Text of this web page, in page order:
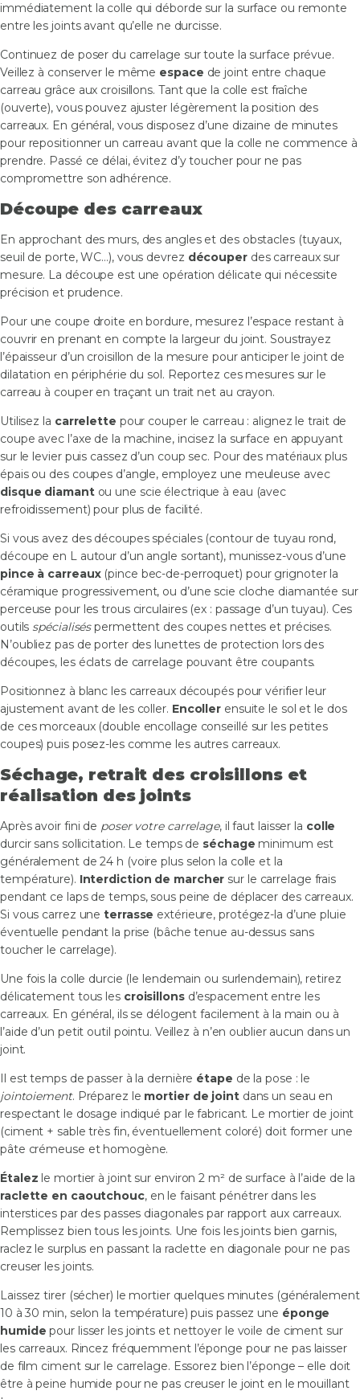
immédiatement la colle qui déborde sur la surface ou remonte
entre les joints avant qu’elle ne durcisse.
Continuez de poser du carrelage sur toute la surface prévue.
Veillez à conserver le même espace de joint entre chaque
carreau grâce aux croisillons. Tant que la colle est fraîche
(ouverte), vous pouvez ajuster légèrement la position des
carreaux. En général, vous disposez d’une dizaine de minutes
pour repositionner un carreau avant que la colle ne commence à
prendre. Passé ce délai, évitez d’y toucher pour ne pas
compromettre son adhérence.
Découpe des carreaux
En approchant des murs, des angles et des obstacles (tuyaux,
seuil de porte, WC…), vous devrez découper des carreaux sur
mesure. La découpe est une opération délicate qui nécessite
précision et prudence.
Pour une coupe droite en bordure, mesurez l’espace restant à
couvrir en prenant en compte la largeur du joint. Soustrayez
l’épaisseur d’un croisillon de la mesure pour anticiper le joint de
dilatation en périphérie du sol. Reportez ces mesures sur le
carreau à couper en traçant un trait net au crayon.
Utilisez la carrelette pour couper le carreau : alignez le trait de
coupe avec l’axe de la machine, incisez la surface en appuyant
sur le levier puis cassez d’un coup sec. Pour des matériaux plus
épais ou des coupes d’angle, employez une meuleuse avec
disque diamant ou une scie électrique à eau (avec
refroidissement) pour plus de facilité.
Si vous avez des découpes spéciales (contour de tuyau rond,
découpe en L autour d’un angle sortant), munissez-vous d’une
pince à carreaux (pince bec-de-perroquet) pour grignoter la
céramique progressivement, ou d’une scie cloche diamantée sur
perceuse pour les trous circulaires (ex : passage d’un tuyau). Ces
outils spécialiséspermettent des coupes nettes et précises.
N’oubliez pas de porter des lunettes de protection lors des
découpes, les éclats de carrelage pouvant être coupants.
Positionnez à blanc les carreaux découpés pour vérifier leur
ajustement avant de les coller. Encoller ensuite le sol et le dos
de ces morceaux (double encollage conseillé sur les petites
coupes) puis posez-les comme les autres carreaux.
Séchage, retrait des croisillons et
réalisation des joints
Après avoir fini de poser votre carrelage, il faut laisser la colle
durcir sans sollicitation. Le temps de séchage minimum est
généralement de 24 h (voire plus selon la colle et la
température). Interdiction de marcher sur le carrelage frais
pendant ce laps de temps, sous peine de déplacer des carreaux.
Si vous carrez uneterrasse extérieure, protégez-la d’une pluie
éventuelle pendant la prise (bâche tenue au-dessus sans
toucher le carrelage).
Une fois la colle durcie (le lendemain ou surlendemain), retirez
délicatement tous les croisillons d’espacement entre les
carreaux. En général, ils se délogent facilement à la main ou à
l’aide d’un petit outil pointu. Veillez à n’en oublier aucun dans un
joint.
Il est temps de passer à la dernière étape de la pose : le
jointoiement. Préparez le mortier de joint dans un seau en
respectant le dosage indiqué par le fabricant. Le mortier de joint
(ciment + sable très fin, éventuellement coloré) doit former une
pâte crémeuse et homogène.
Étalez le mortier à joint sur environ 2 m² de surface à l’aide de la
raclette en caoutchouc, en le faisant pénétrer dans les
interstices par des passes diagonales par rapport aux carreaux.
Remplissez bien tous les joints. Une fois les joints bien garnis,
raclez le surplus en passant la raclette en diagonale pour ne pas
creuser les joints.
Laissez tirer (sécher) le mortier quelques minutes (généralement
10 à 30 min, selon la température) puis passez une éponge
humidepour lisser les joints et nettoyer le voile de ciment sur
les carreaux. Rincez fréquemment l’éponge pour ne pas laisser
de film ciment sur le carrelage. Essorez bien l’éponge – elle doit
être à peine humide pour ne pas creuser le joint en le mouillant